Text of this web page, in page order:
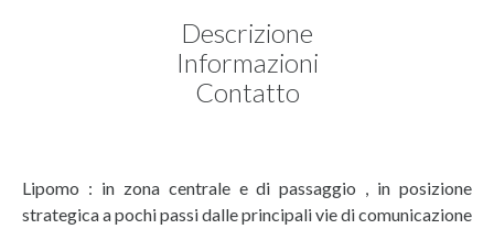
Descrizione
Informazioni
Contatto
Lipomo : in zona centrale e di passaggio , in posizione
strategica a pochi passi dalle principali vie di comunicazione